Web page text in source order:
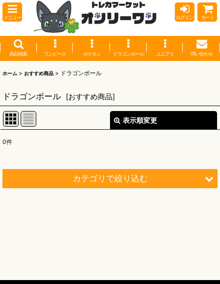
メニュー ログイン カート
商品検索 ワンピース ポケモン ドラゴンボール ユニアリ 問い合わせ
ホーム > おすすめ商品 > ドラゴンボール
ドラゴンボール [おすすめ商品]
表示順変更
0件
カテゴリで絞り込む